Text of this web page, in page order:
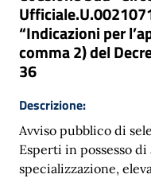
“Indicazioni per
comma 2) del
36
Descrizione:
Avviso pubblico di
Esperti in possesso di
specializzazione,